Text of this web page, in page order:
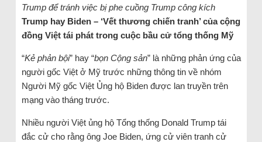
Trump để tránh việc bị phe cuồng Trump công kích
Trump hay Biden – ‘Vết thương chiến tranh’ của cộng
đồng Việt tái phát trong cuộc bầu cử tổng thống Mỹ
“Kẻ phản bội” hay “bọn Cộng sản” là những phản ứng của
người gốc Việt ở Mỹ trước những thông tin về nhóm
Người Mỹ gốc Việt Ủng hộ Biden được lan truyền trên
mạng vào tháng trước.
Nhiều người Việt ủng hộ Tổng thống Donald Trump tái
đắc cử cho rằng ông Joe Biden, ứng cử viên tranh cử